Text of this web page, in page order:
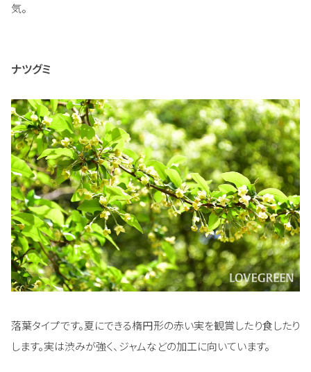
気。
ナツグミ
落葉タイプです。夏にできる楕円形の赤い実を観賞したり食したり
します。実は渋みが強く、ジャムなどの加工に向いています。